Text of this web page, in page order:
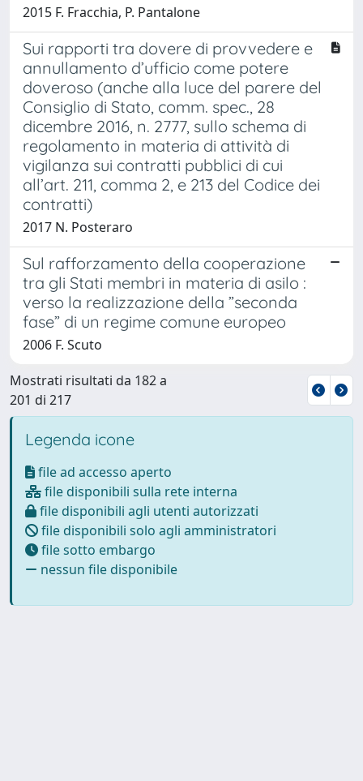
2015 F. Fracchia, P. Pantalone
Sui rapporti tra dovere di provvedere e
annullamento d’ufficio come potere
doveroso (anche alla luce del parere del
Consiglio di Stato, comm. spec., 28
dicembre 2016, n. 2777, sullo schema di
regolamento in materia di attività di
vigilanza sui contratti pubblici di cui
all’art. 211, comma 2, e 213 del Codice dei
contratti)
2017 N. Posteraro
Sul rafforzamento della cooperazione
tra gli Stati membri in materia di asilo :
verso la realizzazione della ”seconda
fase” di un regime comune europeo
2006 F. Scuto
Mostrati risultati da 182 a
201 di 217
Legenda icone
file ad accesso aperto
file disponibili sulla rete interna
file disponibili agli utenti autorizzati
file disponibili solo agli amministratori
file sotto embargo
nessun file disponibile